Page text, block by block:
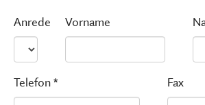
Anrede Vorname
Telefon * Fax